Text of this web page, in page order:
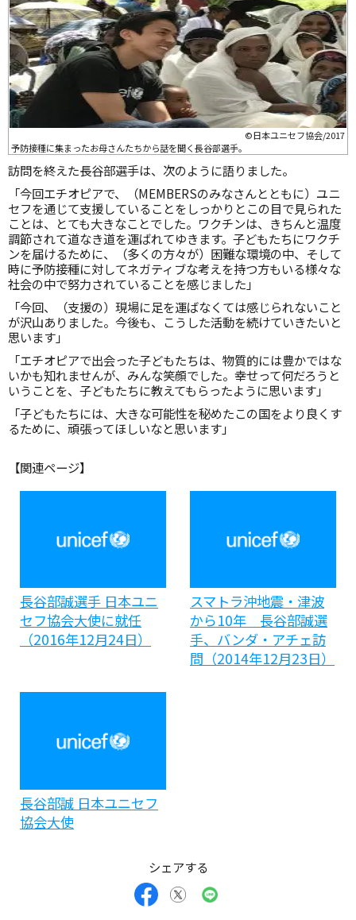
©日本ユニセフ協会/2017
予防接種に集まったお母さんたちから話を聞く長谷部選手。
訪問を終えた長谷部選手は、次のように語りました。
「今回エチオピアで、（MEMBERSのみなさんとともに）ユニ
セフを通じて支援していることをしっかりとこの目で見られた
ことは、とても大きなことでした。ワクチンは、きちんと温度
調節されて道なき道を運ばれてゆきます。子どもたちにワクチ
ンを届けるために、（多くの方々が）困難な環境の中、そして
時に予防接種に対してネガティブな考えを持つ方もいる様々な
社会の中で努力されていることを感じました」
「今回、（支援の）現場に足を運ばなくては感じられないこと
が沢山ありました。今後も、こうした活動を続けていきたいと
思います」
「エチオピアで出会った子どもたちは、物質的には豊かではな
いかも知れませんが、みんな笑顔でした。幸せって何だろうと
いうことを、子どもたちに教えてもらったように思います」
「子どもたちには、大きな可能性を秘めたこの国をより良くす
るために、頑張ってほしいなと思います」
【関連ページ】
長谷部誠選手 日本ユニ
セフ協会大使に就任
（2016年12月24日）
スマトラ沖地震・津波
から10年 長谷部誠選
手、バンダ・アチェ訪
問（2014年12月23日）
長谷部誠 日本ユニセフ
協会大使
シェアする